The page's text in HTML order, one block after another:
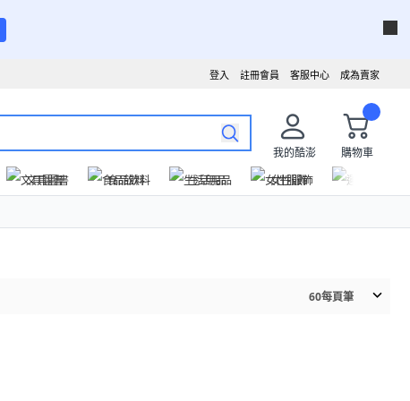
成為賣家
客服中心
註冊會員
登入
我的酷澎
購物車
文具圖書 食品飲料 生活用品 女性服飾
60每頁筆